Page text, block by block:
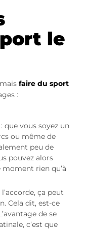
le
faire du sport
:
: que vous soyez un
ou même de
peu de
pouvez alors
rien qu’à
ça peut
Cela dit, est-ce
de se
c’est que